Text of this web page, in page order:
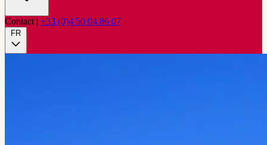
Contact | +33 (0)4 50 04 86 07
FR